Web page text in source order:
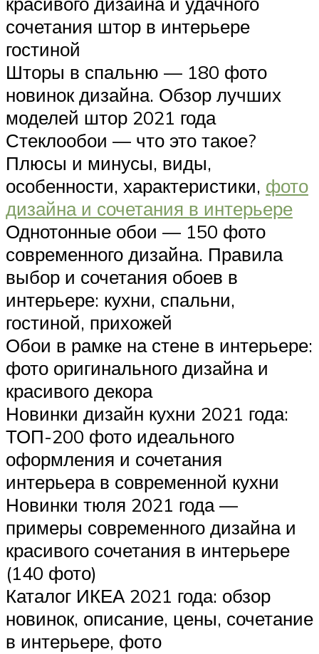
сочетания штор в интерьере
гостиной
Шторы в спальню — 180 фото
новинок дизайна. Обзор лучших
моделей штор 2021 года
Стеклообои — что это такое?
Плюсы и минусы, виды,
особенности, характеристики, фото
дизайна и сочетания в интерьере
Однотонные обои — 150 фото
современного дизайна. Правила
выбор и сочетания обоев в
интерьере: кухни, спальни,
гостиной, прихожей
Обои в рамке на стене в интерьере:
фото оригинального дизайна и
красивого декора
Новинки дизайн кухни 2021 года:
ТОП-200 фото идеального
оформления и сочетания
интерьера в современной кухни
Новинки тюля 2021 года —
примеры современного дизайна и
красивого сочетания в интерьере
(140 фото)
Каталог ИКЕА 2021 года: обзор
новинок, описание, цены, сочетание
в интерьере, фото